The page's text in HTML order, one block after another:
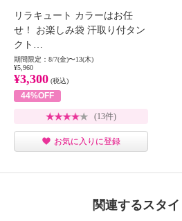
リラキュート カラーはお任
せ！ お楽しみ袋 汗取り付タン
クト…
期間限定：8/7(金)〜13(木)
¥5,960
¥3,300 (税込)
44%OFF
(13件)
お気に入りに登録
関連するスタ